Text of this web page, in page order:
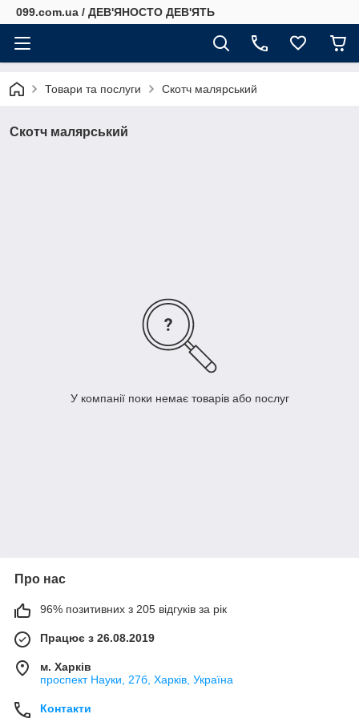
099.com.ua / ДЕВ'ЯНОСТО ДЕВ'ЯТЬ
Товари та послуги Скотч малярський
Скотч малярський
У компанії поки немає товарів або послуг
Про нас
96% позитивних з 205 відгуків за рік
Працює з 26.08.2019
м. Харків
проспект Науки, 27б, Харків, Україна
Контакти